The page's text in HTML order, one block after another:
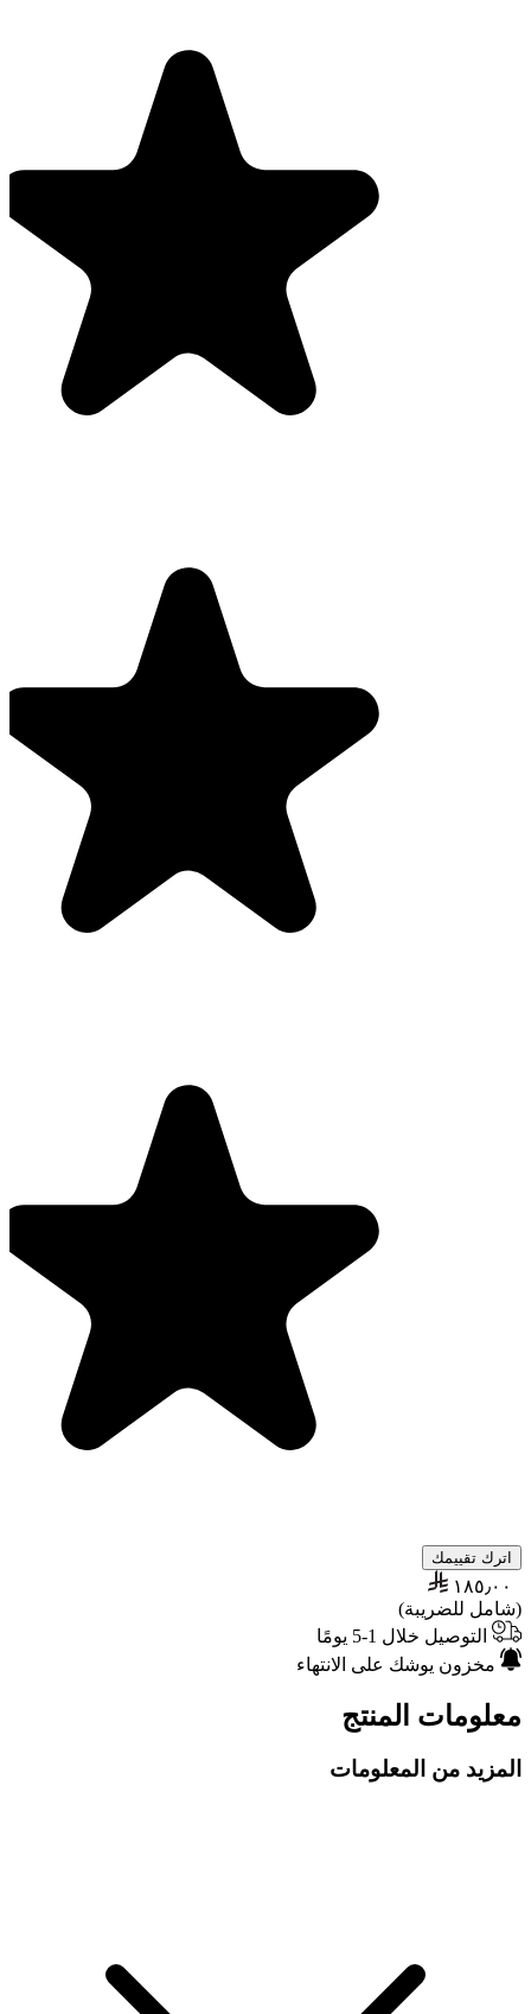
اترك تقييمك
١٨٥٫٠٠
(شامل للضريبة)
التوصيل خلال 1-5 يومًا
مخزون يوشك على الانتهاء
معلومات المنتج
المزيد من المعلومات